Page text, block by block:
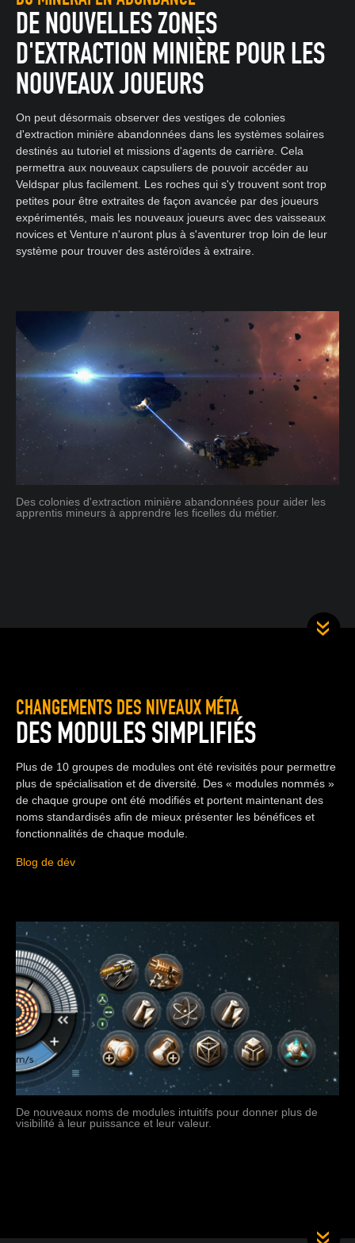
DE NOUVELLES ZONES
D'EXTRACTION MINIÈRE POUR LES
NOUVEAUX JOUEURS
On peut désormais observer des vestiges de colonies
d'extraction minière abandonnées dans les systèmes solaires
destinés au tutoriel et missions d'agents de carrière. Cela
permettra aux nouveaux capsuliers de pouvoir accéder au
Veldspar plus facilement. Les roches qui s'y trouvent sont trop
petites pour être extraites de façon avancée par des joueurs
expérimentés, mais les nouveaux joueurs avec des vaisseaux
novices et Venture n'auront plus à s'aventurer trop loin de leur
système pour trouver des astéroïdes à extraire.
Des colonies d'extraction minière abandonnées pour aider les
apprentis mineurs à apprendre les ficelles du métier.
CHANGEMENTS DES NIVEAUX MÉTA
DES MODULES SIMPLIFIÉS
Plus de 10 groupes de modules ont été revisités pour permettre
plus de spécialisation et de diversité. Des « modules nommés »
de chaque groupe ont été modifiés et portent maintenant des
noms standardisés afin de mieux présenter les bénéfices et
fonctionnalités de chaque module.
Blog de dév
De nouveaux noms de modules intuitifs pour donner plus de
visibilité à leur puissance et leur valeur.